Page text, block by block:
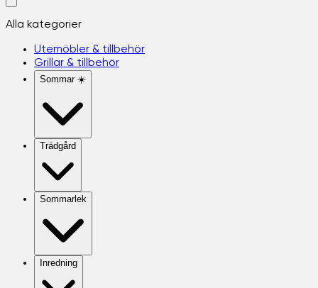
Alla kategorier
Utemöbler & tillbehör
Grillar & tillbehör
Sommar ☀️
Trädgård
Sommarlek
Inredning